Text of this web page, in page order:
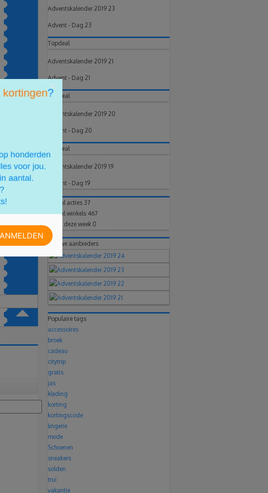
Adventskalender 2019 23
Advent - Dag 23
Topdeal
Adventskalender 2019 21
Advent - Dag 21
Topdeal
Adventskalender 2019 20
Advent - Dag 20
Topdeal
Adventskalender 2019 19
Advent - Dag 19
Aantal acties 37
Aantal winkels 467
Posts deze week 0
Nieuwe aanbieders
Populaire tags
accessoires
broek
cadeau
citytrip
gratis
jas
kleding
korting
kortingscode
lingerie
mode
Schoenen
sneakers
solden
trui
vakantie
×